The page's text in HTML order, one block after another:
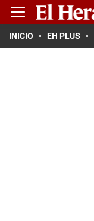
INICIO EH PLUS